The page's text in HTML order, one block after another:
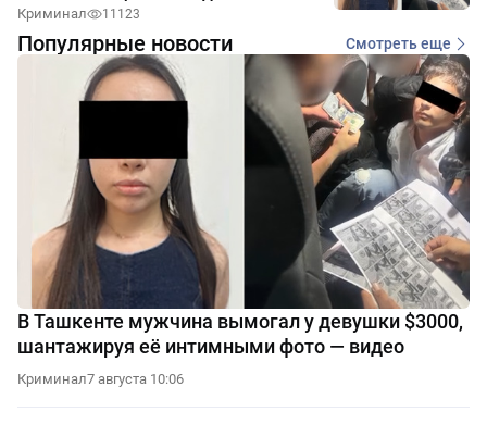
Криминал 11123
Популярные новости Смотреть еще
В Ташкенте мужчина вымогал у девушки $3000,
шантажируя её интимными фото — видео
Криминал7 августа 10:06